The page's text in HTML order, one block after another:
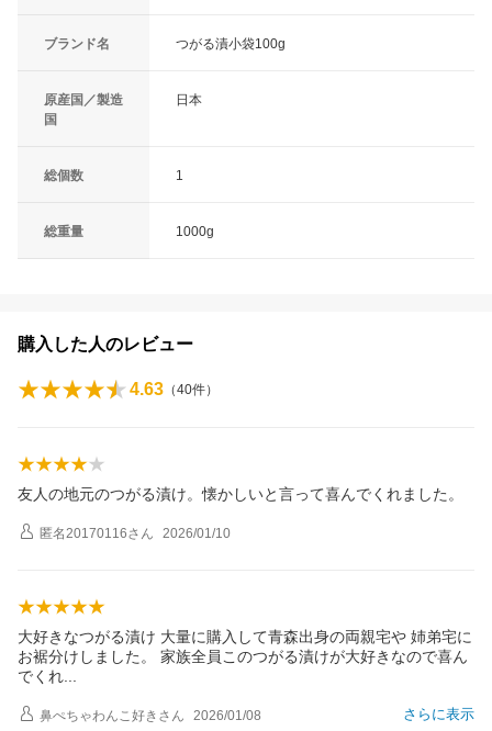
ブランド名 つがる漬小袋100g
原産国／製造
国
日本
総個数 1
総重量 1000g
購入した人のレビュー
4.63 （40件）
友人の地元のつがる漬け。懐かしいと言って喜んでくれました。
匿名20170116さん 2026/01/10
大好きなつがる漬け 大量に購入して青森出身の両親宅や 姉弟宅に
お裾分けしました。 家族全員このつがる漬けが大好きなので喜ん
でく れ
さらに表示
鼻ぺちゃわんこ好き さん 2026/01/08